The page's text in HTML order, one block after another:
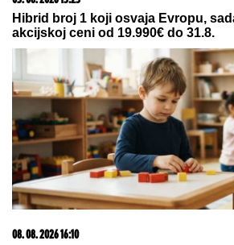
NOLE: "PRIJATELJI
(FOTO)
MARINA VISKOVIĆ
SMELIJEM
sa prorezom na
izvajane noge, ali i
htela (FOTO)